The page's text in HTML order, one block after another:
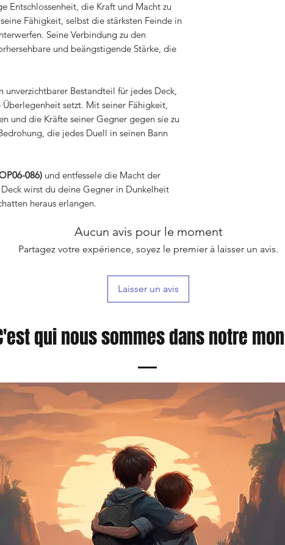
Entschlossenheit, die Kraft und Macht zu
Fähigkeit, selbst die stärksten Feinde in
Seine Verbindung zu den
und beängstigende Stärke, die
unverzichtbarer Bestandteil für jedes Deck,
setzt. Mit seiner Fähigkeit,
und die Kräfte seiner Gegner gegen sie zu
die jedes Duell in seinen Bann
086) und entfessele die Macht der
wirst du deine Gegner in Dunkelheit
heraus erlangen.
Aucun avis pour le moment
Partagez votre expérience, soyez le premier à laisser un avis.
Laisser un avis
qui nous sommes dans notre